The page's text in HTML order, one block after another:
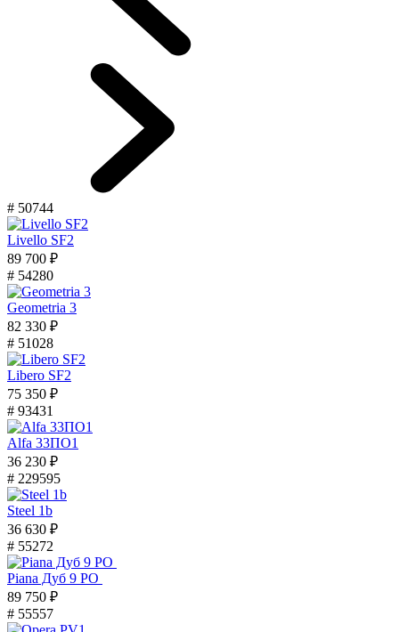
# 50744
Livello SF2
89 700 ₽
# 54280
Geometria 3
82 330 ₽
# 51028
Libero SF2
75 350 ₽
# 93431
Alfa 33ПО1
36 230 ₽
# 229595
Steel 1b
36 630 ₽
# 55272
Piana Дуб 9 PO
89 750 ₽
# 55557